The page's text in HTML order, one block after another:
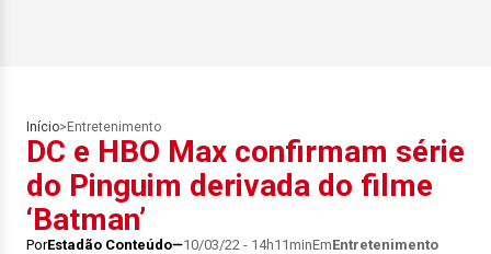
Início> Entretenimento
DC e HBO Max confirmam série
do Pinguim derivada do filme
‘Batman’
PorEstadão Conteúdo 10/03/22 - 14h11minEmEntretenimento